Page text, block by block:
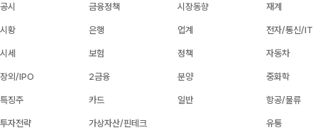
공시
시황
시세
장외/IPO
특징주
투자전략
금융정책
은행
보험
2금융
카드
가상자산/핀테크
시장동향
업계
정책
분양
일반
재계
전자/통신/IT
자동차
중화학
항공/물류
유통